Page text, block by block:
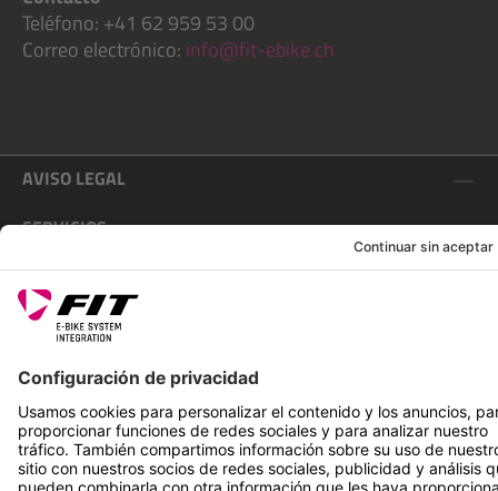
Teléfono: +41 62 959 53 00
Correo electrónico: info@fit-ebike.ch
AVISO LEGAL
SERVICIOS